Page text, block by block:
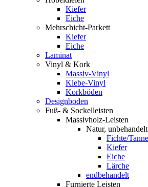
Kiefer
Eiche
Mehrschicht-Parkett
Kiefer
Eiche
Laminat
Vinyl & Kork
Massiv-Vinyl
Klebe-Vinyl
Korkböden
Designboden
Fuß- & Sockelleisten
Massivholz-Leisten
Natur, unbehandelt
Fichte/
Kiefer
Eiche
Lärche
endbehandelt
Furnierte Leisten